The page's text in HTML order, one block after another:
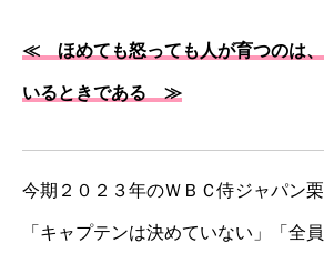
≪ ほめても怒っても人が育つのは、
いるときである ≫
今期２０２３年のＷＢＣ侍ジャパン
「キャプテンは決めていない」「全